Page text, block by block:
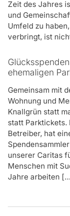
Zeit des Jahres
und
Umfeld zu
verbringt, ist
ehemaligen
Gemeinsam mit
Wohnung und
Knallgrün statt
statt Parktickets.
Betreiber, hat
unserer Caritas
Menschen mit
Jahre arbeiten